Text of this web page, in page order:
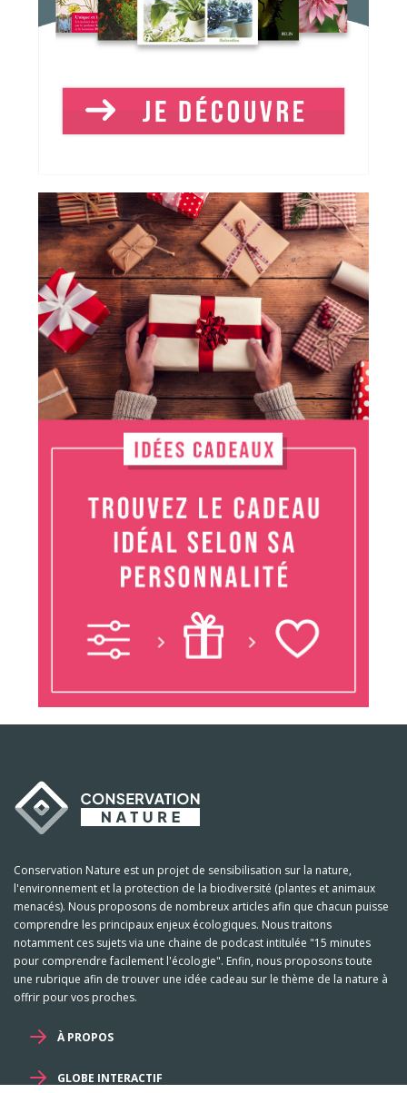
Conservation Nature est un projet de sensibilisation sur la nature,
l'environnement et la protection de la biodiversité (plantes et animaux
menacés). Nous proposons de nombreux articles afin que chacun puisse
comprendre les principaux enjeux écologiques. Nous traitons
notamment ces sujets via une chaine de podcast intitulée "15 minutes
pour comprendre facilement l'écologie". Enfin, nous proposons toute
une rubrique afin de trouver une idée cadeau sur le thème de la nature à
offrir pour vos proches.
À PROPOS
GLOBE INTERACTIF